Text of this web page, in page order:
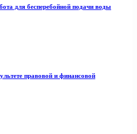
для бесперебойной подачи воды
правовой и финансовой